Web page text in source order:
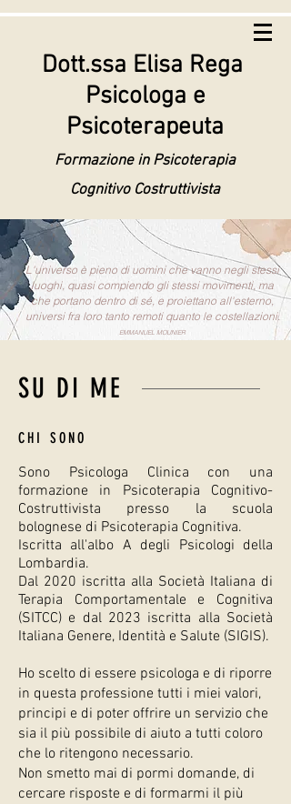
Dott.ssa Elisa Rega
Psicologa e
Psicoterapeuta
Formazione in Psicoterapia
Cognitivo Costruttivista
L'universo è pieno di uomini che vanno negli stessi
luoghi, quasi compiendo gli stessi movimenti, ma
che portano dentro di sé, e proiettano all'esterno,
universi fra loro tanto remoti quanto le costellazioni.
EMMANUEL MOUNIER
SU DI ME
CHI SONO
Sono Psicologa Clinica con una
formazione in Psicoterapia Cognitivo-
Costruttivista presso la scuola
bolognese di Psicoterapia Cognitiva.
Iscritta all'albo A degli Psicologi della
Lombardia.
Dal 2020 iscritta alla Società Italiana di
Terapia Comportamentale e Cognitiva
(SITCC) e dal 2023 iscritta alla Società
Italiana Genere, Identità e Salute (SIGIS).
Ho scelto di essere psicologa e di riporre
in questa professione tutti i miei valori,
principi e di poter offrire un servizio che
sia il più possibile di aiuto a tutti coloro
che lo ritengono necessario.
Non smetto mai di pormi domande, di
cercare risposte e di formarmi il più